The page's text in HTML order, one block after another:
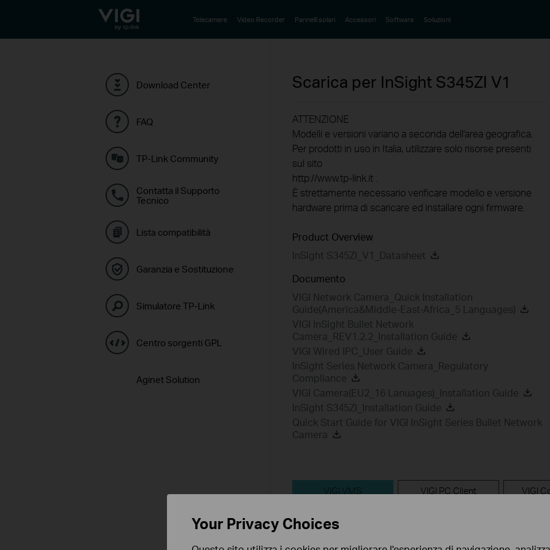
TP-Link, Reliably Smart Telecamere Video Recorder Pannelli solari Accessori Software Soluzioni
Download Center
FAQ
TP-Link Community
Contatta il Supporto
Tecnico
Lista compatibilità
Garanzia e Sostituzione
Simulatore TP-Link
Centro sorgenti GPL
Aginet Solution
Scarica per InSight S345ZI V1
ATTENZIONE
Modelli e versioni variano a seconda dell'area geografica.
Per prodotti in uso in Italia, utilizzare solo risorse presenti
sul sito
http://www.tp-link.it .
È strettamente necessario verificare modello e versione
hardware prima di scaricare ed installare ogni firmware.
Product Overview
InSight S345ZI_V1_Datasheet
Documento
VIGI Network Camera_Quick Installation
Guide(America&Middle-East-Africa_5 Languages)
VIGI InSight Bullet Network
Camera_REV1.2.2_Installation Guide
VIGI Wired IPC_User Guide
InSight Series Network Camera_Regulatory
Compliance
VIGI Camera(EU2_16 Lanuages)_Installation Guide
InSight S345ZI_Installation Guide
Quick Start Guide for VIGI InSight Series Bullet Network
Camera
VIGI VMS VIGI PC Client VIGI
Your Privacy Choices